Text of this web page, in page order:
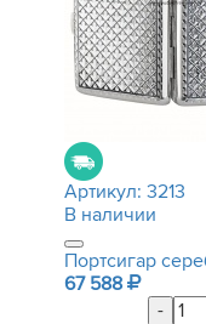
Артикул: 3213
В наличии
Портсигар
67 588
-